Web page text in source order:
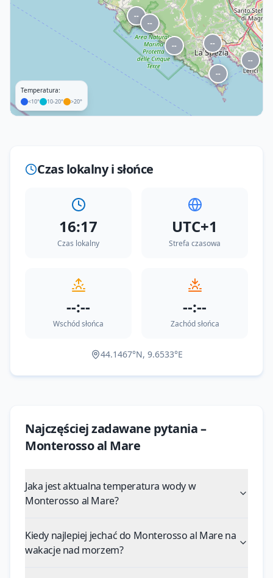
--
--
--
--
--
--
Temperatura:
<10° 10-20° >20°
Czas lokalny i słońce
16:17
Czas lokalny
UTC+1
Strefa czasowa
--:--
Wschód słońca
--:--
Zachód słońca
44.1467°N, 9.6533°E
Najczęściej zadawane pytania –
Monterosso al Mare
Jaka jest aktualna temperatura wody w
Monterosso al Mare?
Kiedy najlepiej jechać do Monterosso al Mare na
wakacje nad morzem?